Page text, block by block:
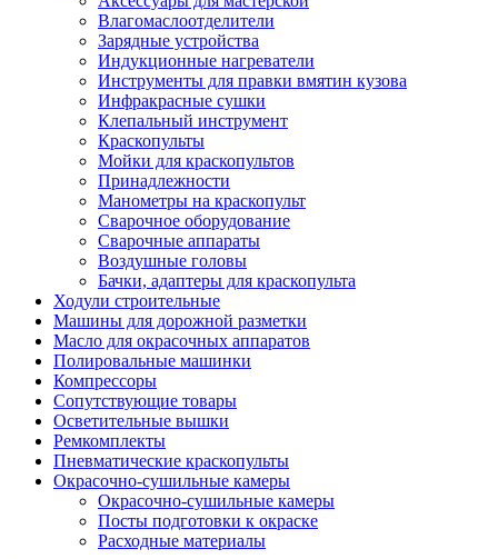
Влагомаслоотделители
Зарядные устройства
Индукционные нагреватели
Инструменты для правки вмятин кузова
Инфракрасные сушки
Клепальный инструмент
Краскопульты
Мойки для краскопультов
Принадлежности
Манометры на краскопульт
Сварочное оборудование
Сварочные аппараты
Воздушные головы
Бачки, адаптеры для краскопульта
Ходули строительные
Машины для дорожной разметки
Масло для окрасочных аппаратов
Полировальные машинки
Компрессоры
Сопутствующие товары
Осветительные вышки
Ремкомплекты
Пневматические краскопульты
Окрасочно-сушильные камеры
Окрасочно-сушильные камеры
Посты подготовки к окраске
Расходные материалы